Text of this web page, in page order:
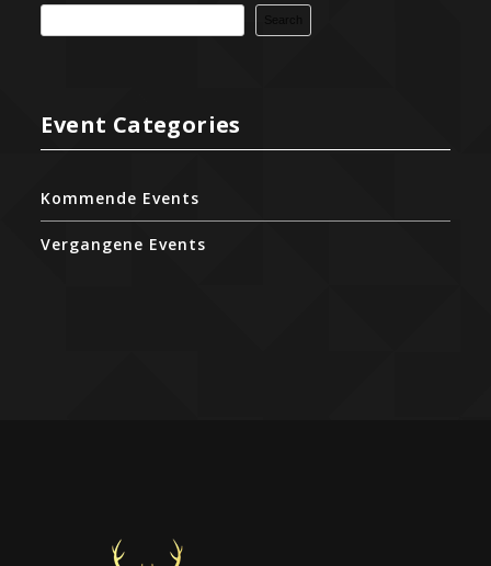
Event Categories
Kommende Events
Vergangene Events